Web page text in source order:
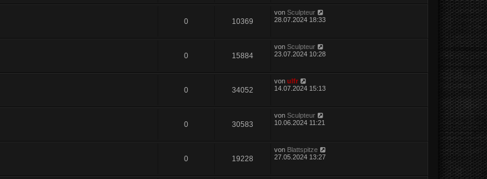
0 10369
von Sculpteur
28.07.2024 18:33
0 15884
von Sculpteur
23.07.2024 10:28
0 34052
von ulfr
14.07.2024 15:13
0 30583
von Sculpteur
10.06.2024 11:21
0 19228
von Blattspitze
27.05.2024 13:27